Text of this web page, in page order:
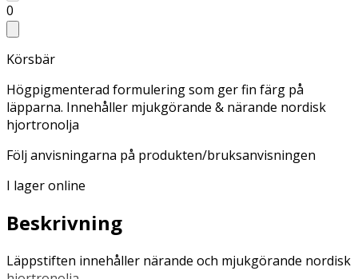
0
Körsbär
Högpigmenterad formulering som ger fin färg på
läpparna. Innehåller mjukgörande & närande nordisk
hjortronolja
Följ anvisningarna på produkten/bruksanvisningen
I lager online
Beskrivning
Läppstiften innehåller närande och mjukgörande nordisk